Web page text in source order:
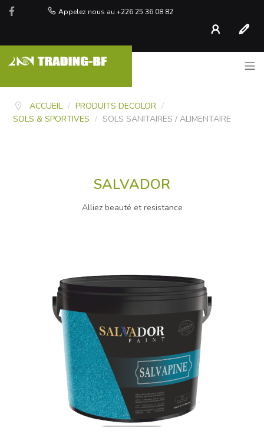
Appelez nous au +226 25 36 08 82
Compte
ACCUEIL / PRODUITS DECOLOR /
SOLS & SPORTIVES / SOLS SANITAIRES / ALIMENTAIRE
SALVADOR
Alliez beauté et resistance